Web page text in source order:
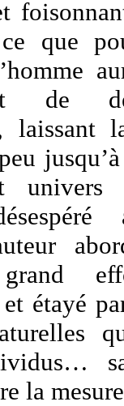
que
de
laissant
étayé
la